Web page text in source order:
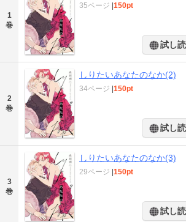
1
巻
35ページ |150pt
試し
2
巻
しりたいあなたのなか(2)
34ページ |150pt
試し
3
巻
しりたいあなたのなか(3)
29ページ |150pt
試し